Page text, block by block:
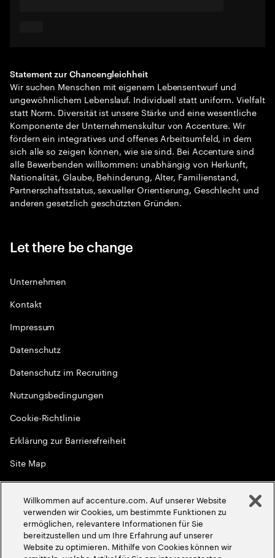
Statement zur Chancengleichheit
Wir suchen Menschen mit eigenem Lebensentwurf und
ungewöhnlichem Lebenslauf. Individuell statt uniform. Vielfalt
statt Norm. Diversität ist unsere Stärke und eine wesentliche
Komponente der Unternehmenskultur von Accenture. Wir
fördern ein integratives und offenes Arbeitsumfeld, in dem
sich alle so zeigen können, wie sie sind. Bei Accenture sind
alle Bewerbenden willkommen: unabhängig von Herkunft,
Nationalität, Glaube, Behinderung, Alter, Familienstand,
Partnerschaftsstatus, sexueller Orientierung, Geschlecht und
anderen gesetzlich geschützten Gründen.
Let there be change
Unternehmen
Kontakt
Impressum
Datenschutz
Datenschutz im Recruiting
Nutzungsbedingungen
Cookie-Richtlinie
Erklärung zur Barrierefreiheit
Site Map
Globale Meritokratie
2026Accenture. Alle Rechte vorbehalten
Willkommen auf accenture.com. Auf unserer Website
verwenden wir Cookies, um bestimmte Funktionen zu
ermöglichen, relevantere Informationen für Sie
bereitzustellen und um Ihre Erfahrung auf unserer
Website zu optimieren. Mithilfe von Cookies können wir